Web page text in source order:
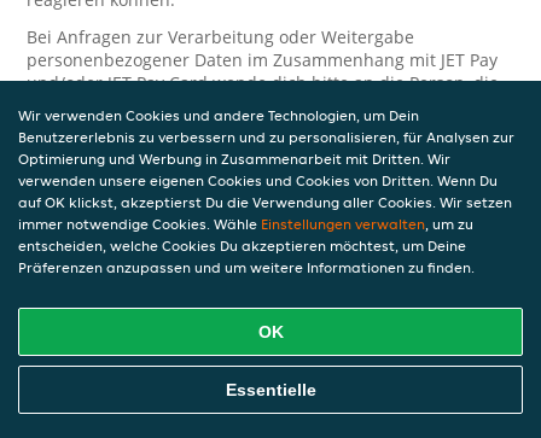
Bei Anfragen zur Verarbeitung oder Weitergabe
personenbezogener Daten im Zusammenhang mit JET Pay
und/oder JET Pay Card wende dich bitte an die Person, die
dir das JET Pay-Guthaben gewährt (das kann dein
Arbeitgeber, Geschäftspartner usw. sein). Dies ist
erforderlich, da JET und die Person, die dir das Guthaben
gewährt, eine separate Verantwortung für die Verarbeitung
und den Schutz deiner personenbezogenen Daten haben.
Solltest du weitere Fragen oder Beschwerden in Bezug auf
die Verarbeitung deiner personenbezogenen Daten haben,
kontaktieren wir dich gerne. Wir würden uns auch über
Tipps oder Vorschläge zur Verbesserung unserer Erklärung
Sicherheit
Wir verwenden Cookies und andere Technologien, um Dein
Benutzererlebnis zu verbessern und zu personalisieren, für Analysen zur
Optimierung und Werbung in Zusammenarbeit mit Dritten. Wir
verwenden unsere eigenen Cookies und Cookies von Dritten. Wenn Du
auf OK klickst, akzeptierst Du die Verwendung aller Cookies. Wir setzen
immer notwendige Cookies. Wähle Einstellungen verwalten, um zu
entscheiden, welche Cookies Du akzeptieren möchtest, um Deine
Präferenzen anzupassen und um weitere Informationen zu finden.
OK
Essentielle